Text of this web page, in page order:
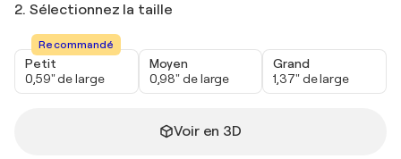
2. Sélectionnez la taille
Recommandé
Petit
0,59" de large
Moyen
0,98" de large
Grand
1,37" de large
Voir en 3D